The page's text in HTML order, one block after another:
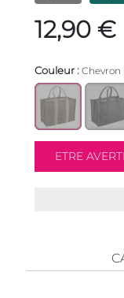
12,90 €
Couleur : Chevron